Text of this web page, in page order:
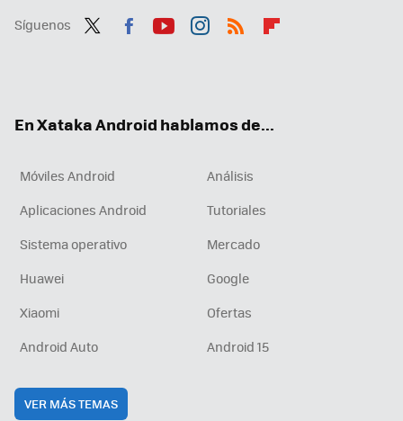
Síguenos
En Xataka Android hablamos de...
Móviles Android
Análisis
Aplicaciones Android
Tutoriales
Sistema operativo
Mercado
Huawei
Google
Xiaomi
Ofertas
Android Auto
Android 15
VER MÁS TEMAS